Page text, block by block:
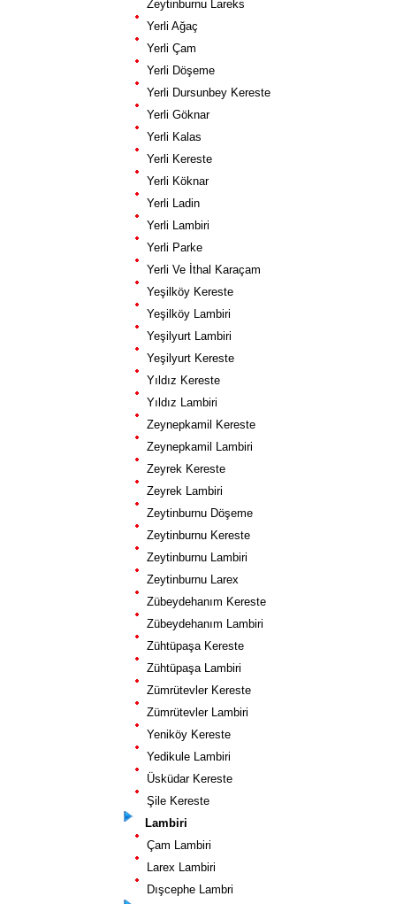
Zeytinburnu Lareks
Yerli Ağaç
Yerli Çam
Yerli Döşeme
Yerli Dursunbey Kereste
Yerli Göknar
Yerli Kalas
Yerli Kereste
Yerli Köknar
Yerli Ladin
Yerli Lambiri
Yerli Parke
Yerli Ve İthal Karaçam
Yeşilköy Kereste
Yeşilköy Lambiri
Yeşilyurt Lambiri
Yeşilyurt Kereste
Yıldız Kereste
Yıldız Lambiri
Zeynepkamil Kereste
Zeynepkamil Lambiri
Zeyrek Kereste
Zeyrek Lambiri
Zeytinburnu Döşeme
Zeytinburnu Kereste
Zeytinburnu Lambiri
Zeytinburnu Larex
Zübeydehanım Kereste
Zübeydehanım Lambiri
Zühtüpaşa Kereste
Zühtüpaşa Lambiri
Zümrütevler Kereste
Zümrütevler Lambiri
Yeniköy Kereste
Yedikule Lambiri
Üsküdar Kereste
Şile Kereste
Lambiri
Çam Lambiri
Larex Lambiri
Dışcephe Lambri